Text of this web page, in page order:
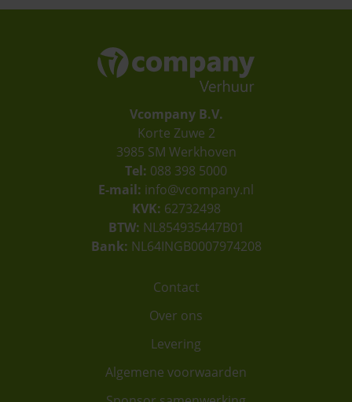
Vcompany B.V.
Korte Zuwe 2
3985 SM Werkhoven
Tel: 088 398 5000
E-mail: info@vcompany.nl
KVK: 62732498
BTW: NL854935447B01
Bank: NL64INGB0007974208
Contact
Over ons
Levering
Algemene voorwaarden